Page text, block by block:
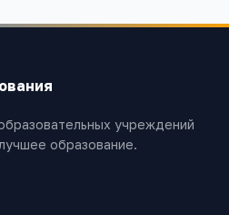
учреждений
образование.